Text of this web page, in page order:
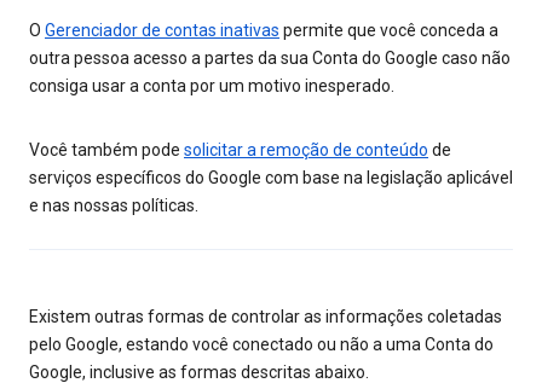
O Gerenciador de contas inativas permite que você conceda a
outra pessoa acesso a partes da sua Conta do Google caso não
consiga usar a conta por um motivo inesperado.
Você também pode solicitar a remoção de conteúdo de
serviços específicos do Google com base na legislação aplicável
e nas nossas políticas.
Existem outras formas de controlar as informações coletadas
pelo Google, estando você conectado ou não a uma Conta do
Google, inclusive as formas descritas abaixo.